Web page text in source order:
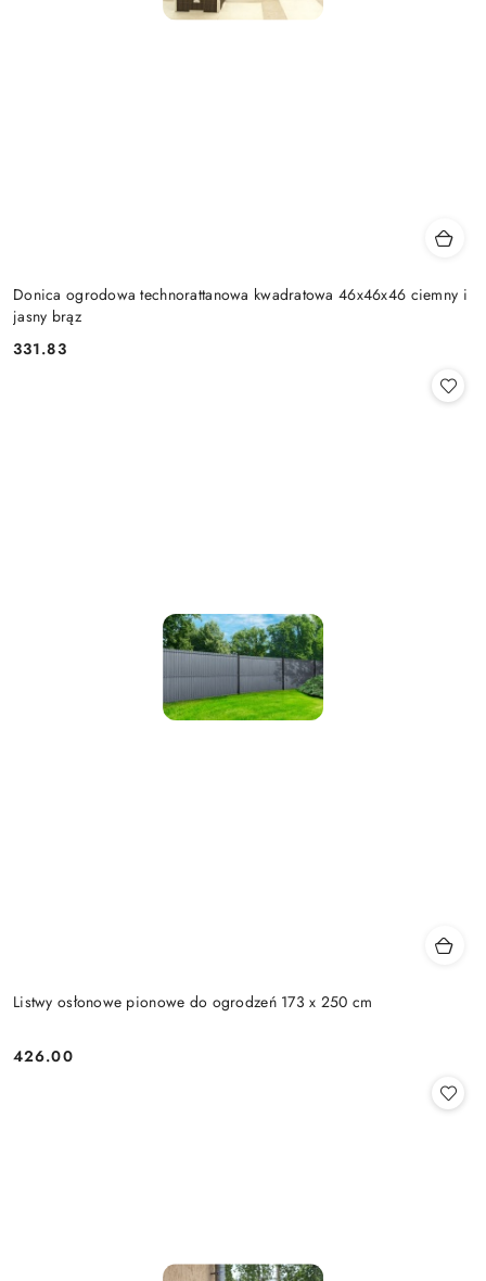
Donica ogrodowa technorattanowa kwadratowa 46x46x46 ciemny i
jasny brąz
Cena:
331.83
Listwy osłonowe pionowe do ogrodzeń 173 x 250 cm
Cena:
426.00